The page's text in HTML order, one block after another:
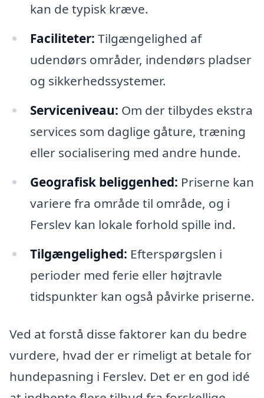
kan de typisk kræve.
Faciliteter: Tilgængelighed af
udendørs områder, indendørs pladser
og sikkerhedssystemer.
Serviceniveau: Om der tilbydes ekstra
services som daglige gåture, træning
eller socialisering med andre hunde.
Geografisk beliggenhed: Priserne kan
variere fra område til område, og i
Ferslev kan lokale forhold spille ind.
Tilgængelighed: Efterspørgslen i
perioder med ferie eller højtravle
tidspunkter kan også påvirke priserne.
Ved at forstå disse faktorer kan du bedre
vurdere, hvad der er rimeligt at betale for
hundepasning i Ferslev. Det er en god idé